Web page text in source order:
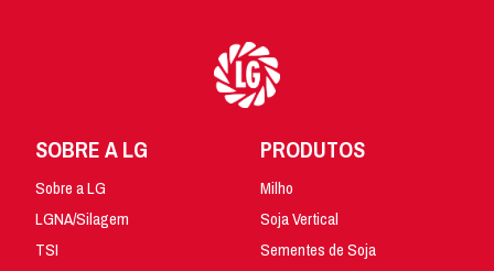
SOBRE A LG
Sobre a LG
LGNA/Silagem
TSI
PRODUTOS
Milho
Soja Vertical
Sementes de Soja